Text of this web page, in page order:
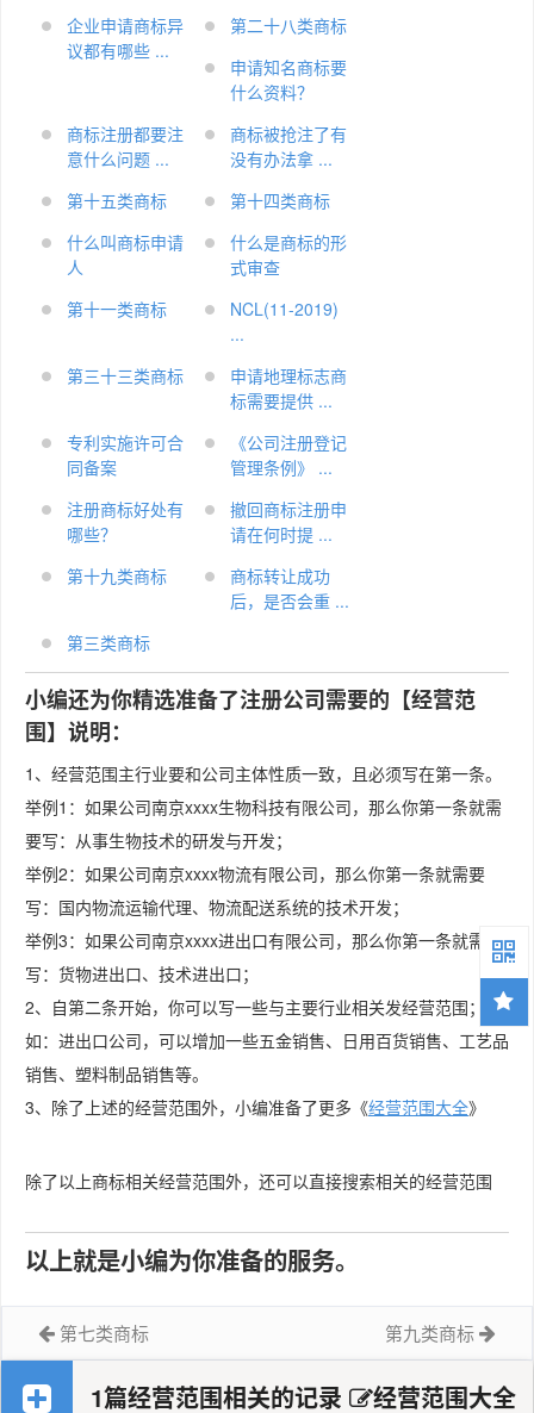
企业申请商标异
议都有哪些 ...
第二十八类商标
申请知名商标要
什么资料？
商标注册都要注
意什么问题 ...
商标被抢注了有
没有办法拿 ...
第十五类商标
第十四类商标
什么叫商标申请
人
什么是商标的形
式审查
第十一类商标
NCL(11-2019)
...
第三十三类商标
申请地理标志商
标需要提供 ...
专利实施许可合
同备案
《公司注册登记
管理条例》 ...
注册商标好处有
哪些？
撤回商标注册申
请在何时提 ...
第十九类商标
商标转让成功
后，是否会重 ...
第三类商标
小编还为你精选准备了注册公司需要的【经营范
围】说明：
1、经营范围主行业要和公司主体性质一致，且必须写在第一条。
举例1：如果公司南京xxxx生物科技有限公司，那么你第一条就需
要写：从事生物技术的研发与开发；
举例2：如果公司南京xxxx物流有限公司，那么你第一条就需要
写：国内物流运输代理、物流配送系统的技术开发；
举例3：如果公司南京xxxx进出口有限公司，那么你第一条就需要
写：货物进出口、技术进出口；
2、自第二条开始，你可以写一些与主要行业相关发经营范围；
如：进出口公司，可以增加一些五金销售、日用百货销售、工艺品
销售、塑料制品销售等。
3、除了上述的经营范围外，小编准备了更多《经营范围大全》
除了以上商标相关经营范围外，还可以直接搜索相关的经营范围
以上就是小编为你准备的服务。
第七类商标 第九类商标
1篇经营范围相关的记录 经营范围大全